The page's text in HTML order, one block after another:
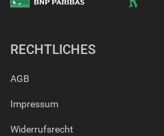
RECHTLICHES
AGB
Impressum
Widerrufsrecht